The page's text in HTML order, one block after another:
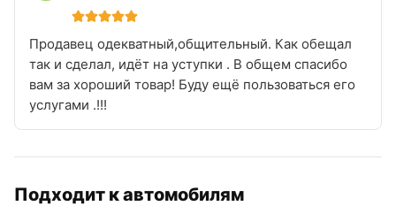
Продавец одекватный,общительный. Как обещал
так и сделал, идёт на уступки . В общем спасибо
вам за хороший товар! Буду ещё пользоваться его
услугами .!!!
Подходит к автомобилям